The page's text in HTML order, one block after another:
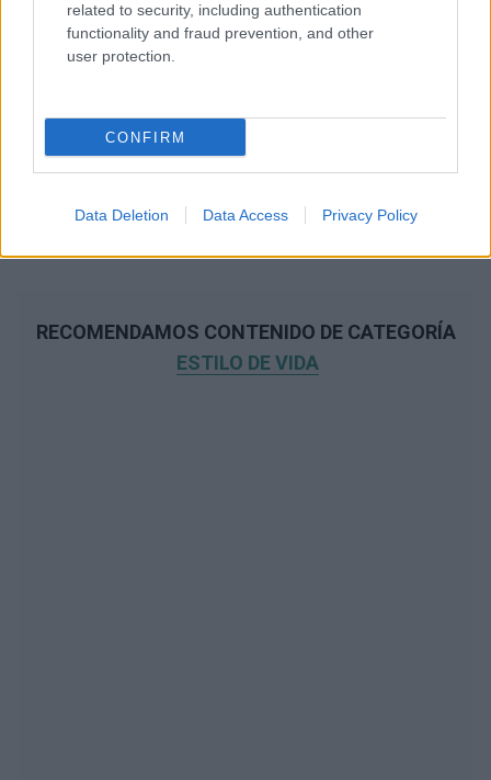
related to security, including authentication
functionality and fraud prevention, and other
user protection.
CONFIRM
Data Deletion Data Access Privacy Policy
RECOMENDAMOS CONTENIDO DE CATEGORÍA
ESTILO DE VIDA